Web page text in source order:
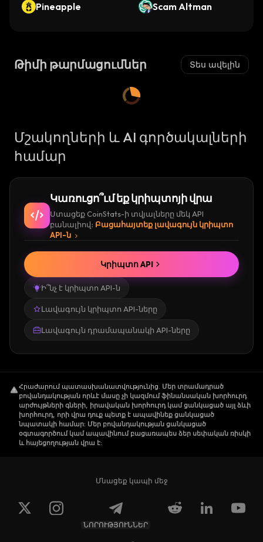
Pineapple
Scam Altman
Թիմի թարմացումներ Տես ավելին
Մշակողների և AI գործակալների
համար
Կառուցո՞ւմ եք կրիպտոյի վրա
Ստացեք CoinStats-ի տվյալները մեկ API
բանալիով։ Բացահայտեք լավագույն կրիպտո
API-ն
Ի՞նչ է կրիպտո API-ն
Լավագույն կրիպտո API-ները
Լավագույն դրամապանակի API-ները
Կրիպտո API
Հրաժարում պատասխանատվությունից. Մեր տրամադրած
բովանդակության որևէ մասը չի կազմում ֆինանսական խորհուրդ
արժույթների գների, իրավական խորհուրդ կամ ցանկացած այլ ձևի
խորհուրդ, որի վրա դուք պետք է ապավինեք ցանկացած
նպատակի համար: Մեր բովանդակության ցանկացած
օգտագործում կամ ապավինում բացառապես ձեր սեփական ռիսկի
և հայեցողության վրա է:
Մնացեք կապի մեջ
ՆՈՐՈՒԹՅՈՒՆՆԵՐ